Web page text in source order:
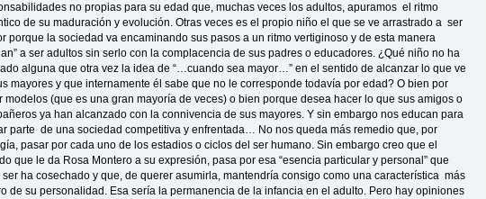
no propias para su edad que, muchas veces los adultos, apuramos el ritmo
de su maduración y evolución. Otras veces es el propio niño el que se ve arrastrado a ser
porque la sociedad va encaminando sus pasos a un ritmo vertiginoso y de esta manera
a ser adultos sin serlo con la complacencia de sus padres o educadores. ¿Qué niño no ha
alguna que otra vez la idea de “…cuando sea mayor…” en el sentido de alcanzar lo que ve
mayores y que internamente él sabe que no le corresponde todavía por edad? O bien por
modelos (que es una gran mayoría de veces) o bien porque desea hacer lo que sus amigos o
ya han alcanzado con la connivencia de sus mayores. Y sin embargo nos educan para
parte de una sociedad competitiva y enfrentada… No nos queda más remedio que, por
pasar por cada uno de los estadios o ciclos del ser humano. Sin embargo creo que el
que le da Rosa Montero a su expresión, pasa por esa “esencia particular y personal” que
ser ha cosechado y que, de querer asumirla, mantendría consigo como una característica más
de su personalidad. Esa sería la permanencia de la infancia en el adulto. Pero hay opiniones